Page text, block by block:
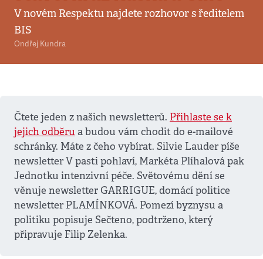
V novém Respektu najdete rozhovor s ředitelem
BIS
Ondřej Kundra
Čtete jeden z našich newsletterů. Přihlaste se k
jejich odběru a budou vám chodit do e-mailové
schránky. Máte z čeho vybírat. Silvie Lauder píše
newsletter V pasti pohlaví, Markéta Plíhalová pak
Jednotku intenzivní péče. Světovému dění se
věnuje newsletter GARRIGUE, domácí politice
newsletter PLAMÍNKOVÁ. Pomezí byznysu a
politiku popisuje Sečteno, podtrženo, který
připravuje Filip Zelenka.